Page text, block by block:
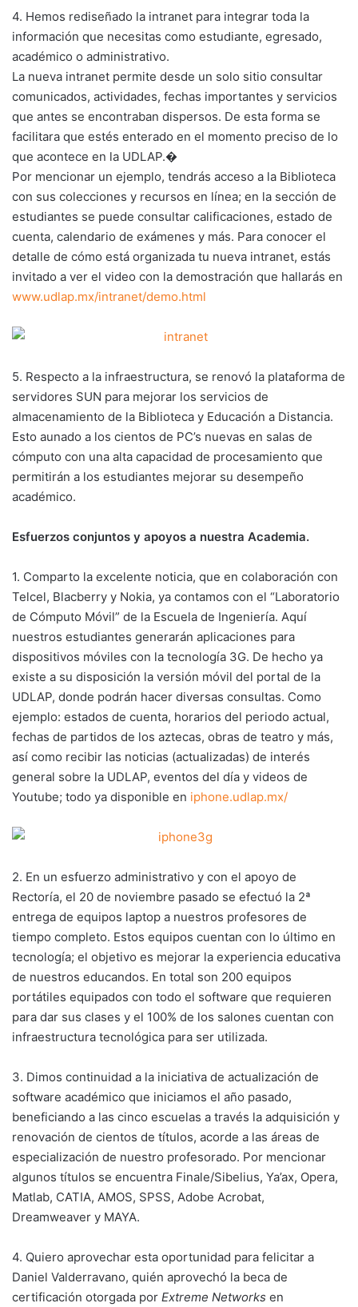
4. Hemos rediseñado la intranet para integrar toda la
información que necesitas como estudiante, egresado,
académico o administrativo.
La nueva intranet permite desde un solo sitio consultar
comunicados, actividades, fechas importantes y servicios
que antes se encontraban dispersos. De esta forma se
facilitara que estés enterado en el momento preciso de lo
que acontece en la UDLAP.�
Por mencionar un ejemplo, tendrás acceso a la Biblioteca
con sus colecciones y recursos en línea; en la sección de
estudiantes se puede consultar calificaciones, estado de
cuenta, calendario de exámenes y más. Para conocer el
detalle de cómo está organizada tu nueva intranet, estás
invitado a ver el video con la demostración que hallarás en
www.udlap.mx/intranet/demo.html
5. Respecto a la infraestructura, se renovó la plataforma de
servidores SUN para mejorar los servicios de
almacenamiento de la Biblioteca y Educación a Distancia.
Esto aunado a los cientos de PC’s nuevas en salas de
cómputo con una alta capacidad de procesamiento que
permitirán a los estudiantes mejorar su desempeño
académico.
Esfuerzos conjuntos y apoyos a nuestra Academia.
1. Comparto la excelente noticia, que en colaboración con
Telcel, Blacberry y Nokia, ya contamos con el “Laboratorio
de Cómputo Móvil” de la Escuela de Ingeniería. Aquí
nuestros estudiantes generarán aplicaciones para
dispositivos móviles con la tecnología 3G. De hecho ya
existe a su disposición la versión móvil del portal de la
UDLAP, donde podrán hacer diversas consultas. Como
ejemplo: estados de cuenta, horarios del periodo actual,
fechas de partidos de los aztecas, obras de teatro y más,
así como recibir las noticias (actualizadas) de interés
general sobre la UDLAP, eventos del día y videos de
Youtube; todo ya disponible en iphone.udlap.mx/
2. En un esfuerzo administrativo y con el apoyo de
Rectoría, el 20 de noviembre pasado se efectuó la 2ª
entrega de equipos laptop a nuestros profesores de
tiempo completo. Estos equipos cuentan con lo último en
tecnología; el objetivo es mejorar la experiencia educativa
de nuestros educandos. En total son 200 equipos
portátiles equipados con todo el software que requieren
para dar sus clases y el 100% de los salones cuentan con
infraestructura tecnológica para ser utilizada.
3. Dimos continuidad a la iniciativa de actualización de
software académico que iniciamos el año pasado,
beneficiando a las cinco escuelas a través la adquisición y
renovación de cientos de títulos, acorde a las áreas de
especialización de nuestro profesorado. Por mencionar
algunos títulos se encuentra Finale/Sibelius, Ya’ax, Opera,
Matlab, CATIA, AMOS, SPSS, Adobe Acrobat,
Dreamweaver y MAYA.
4. Quiero aprovechar esta oportunidad para felicitar a
Daniel Valderravano, quién aprovechó la beca de
certificación otorgada por Extreme Networks en